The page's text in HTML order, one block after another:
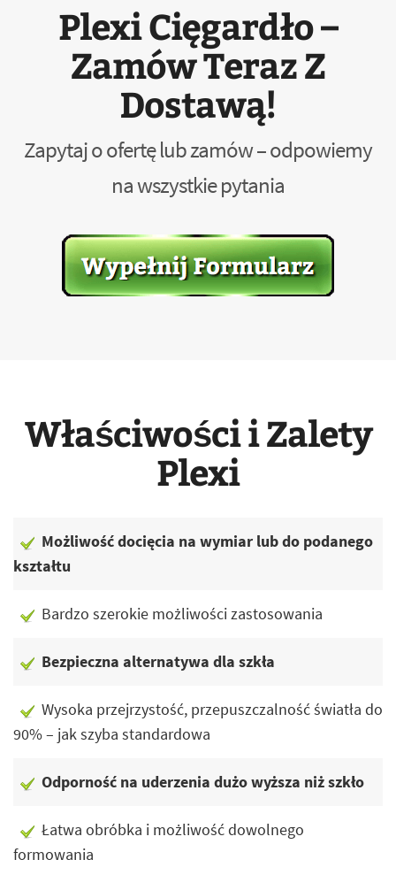
Plexi Cięgardło –
Zamów Teraz Z
Dostawą!
Zapytaj o ofertę lub zamów – odpowiemy
na wszystkie pytania
Właściwości i Zalety
Plexi
Możliwość docięcia na wymiar lub do podanego
kształtu
Bardzo szerokie możliwości zastosowania
Bezpieczna alternatywa dla szkła
Wysoka przejrzystość, przepuszczalność światła do
90% – jak szyba standardowa
Odporność na uderzenia dużo wyższa niż szkło
Łatwa obróbka i możliwość dowolnego
formowania